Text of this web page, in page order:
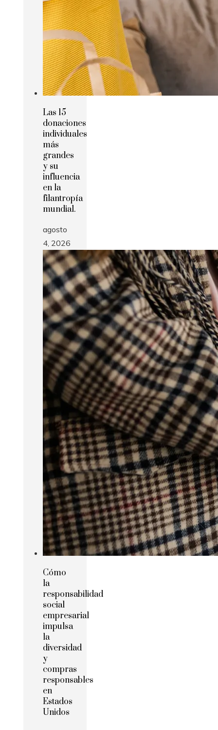
Las 15
donaciones
individuales
más
grandes
y su
influencia
en la
filantropía
mundial.
agosto
4, 2026
Cómo
la
responsabilidad
social
empresarial
impulsa
la
diversidad
y
compras
responsables
en
Estados
Unidos